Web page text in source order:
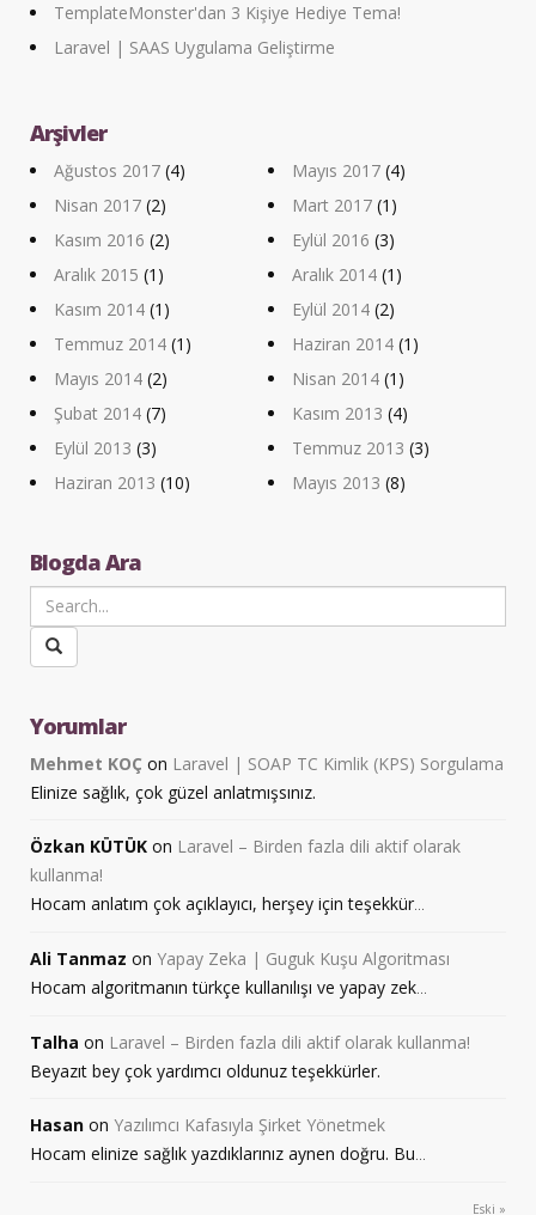
TemplateMonster'dan 3 Kişiye Hediye Tema!
Laravel | SAAS Uygulama Geliştirme
Arşivler
Ağustos 2017 (4) Mayıs 2017 (4)
Nisan 2017 (2) Mart 2017 (1)
Kasım 2016 (2) Eylül 2016 (3)
Aralık 2015 (1) Aralık 2014 (1)
Kasım 2014 (1) Eylül 2014 (2)
Temmuz 2014 (1) Haziran 2014 (1)
Mayıs 2014 (2) Nisan 2014 (1)
Şubat 2014 (7) Kasım 2013 (4)
Eylül 2013 (3) Temmuz 2013 (3)
Haziran 2013 (10) Mayıs 2013 (8)
Blogda Ara
Yorumlar
Mehmet KOÇ on Laravel | SOAP TC Kimlik (KPS) Sorgulama
Elinize sağlık, çok güzel anlatmışsınız.
Özkan KÜTÜK on Laravel – Birden fazla dili aktif olarak
kullanma!
Hocam anlatım çok açıklayıcı, herşey için teşekkür
Ali Tanmaz on Yapay Zeka | Guguk Kuşu Algoritması
Hocam algoritmanın türkçe kullanılışı ve yapay zek
Talha on Laravel – Birden fazla dili aktif olarak kullanma!
Beyazıt bey çok yardımcı oldunuz teşekkürler.
Hasan on Yazılımcı Kafasıyla Şirket Yönetmek
Hocam elinize sağlık yazdıklarınız aynen doğru. Bu
Eski »